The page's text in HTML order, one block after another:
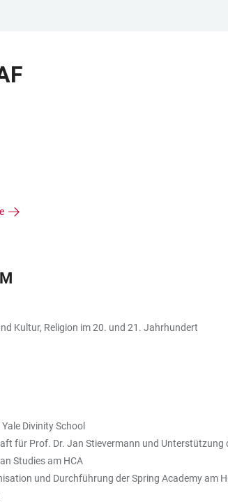
Kultur, Religion im 20. und 21. Jahrhundert
Divinity School
für Prof. Dr. Jan Stievermann und
Studies am HCA
und Durchführung der Spring Academy am